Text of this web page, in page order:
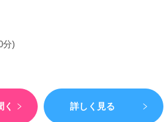
分)
く 詳しく見る